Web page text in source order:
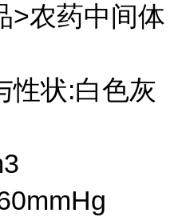
>农药中间体
性状:白色灰